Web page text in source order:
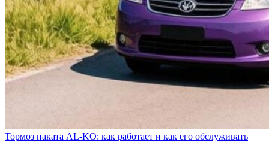
Тормоз наката AL-KO: как работает и как его обслуживать